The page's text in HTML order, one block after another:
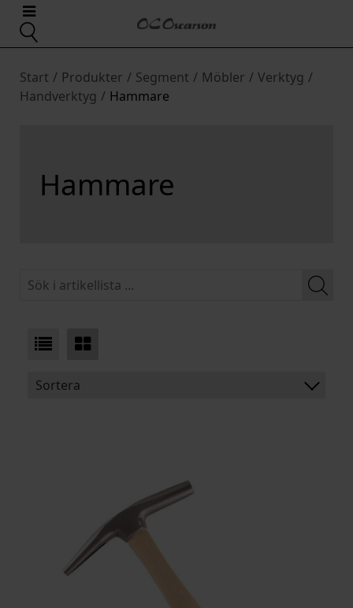
Start / Produkter / Segment / Möbler / Verktyg /
Handverktyg / Hammare
Hammare
Sortera
ARTIKELKOD: